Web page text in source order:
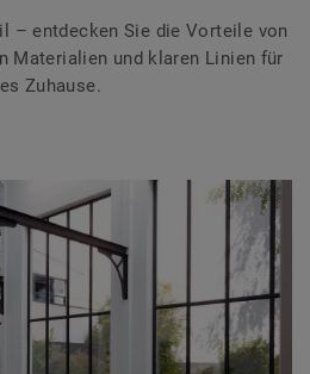
– entdecken Sie die Vorteile von
Materialien und klaren Linien für
Zuhause.